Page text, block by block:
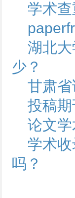
学术
湖北
少？
甘肃
投稿
论文
学术
吗？